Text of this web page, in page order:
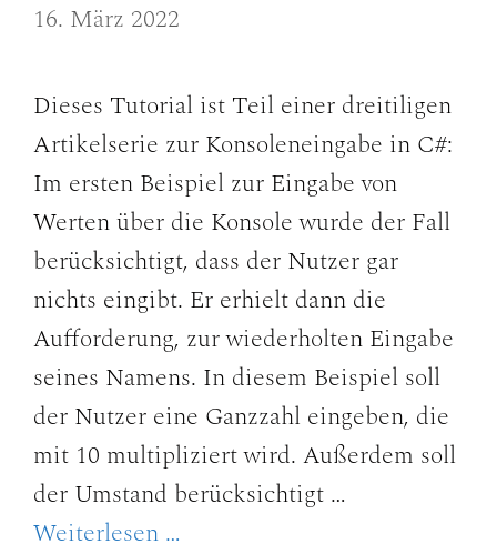
16. März 2022
Dieses Tutorial ist Teil einer dreitiligen
Artikelserie zur Konsoleneingabe in C#:
Im ersten Beispiel zur Eingabe von
Werten über die Konsole wurde der Fall
berücksichtigt, dass der Nutzer gar
nichts eingibt. Er erhielt dann die
Aufforderung, zur wiederholten Eingabe
seines Namens. In diesem Beispiel soll
der Nutzer eine Ganzzahl eingeben, die
mit 10 multipliziert wird. Außerdem soll
der Umstand berücksichtigt …
Weiterlesen …